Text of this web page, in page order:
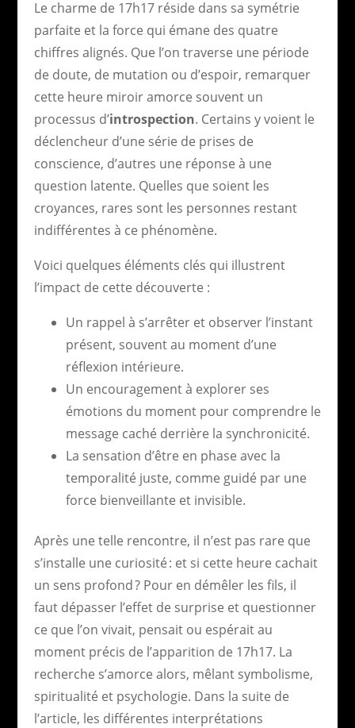
Le charme de 17h17 réside dans sa symétrie
parfaite et la force qui émane des quatre
chiffres alignés. Que l’on traverse une période
de doute, de mutation ou d’espoir, remarquer
cette heure miroir amorce souvent un
processus d’introspection. Certains y voient le
déclencheur d’une série de prises de
conscience, d’autres une réponse à une
question latente. Quelles que soient les
croyances, rares sont les personnes restant
indifférentes à ce phénomène.
Voici quelques éléments clés qui illustrent
l’impact de cette découverte :
Un rappel à s’arrêter et observer l’instant
présent, souvent au moment d’une
réflexion intérieure.
Un encouragement à explorer ses
émotions du moment pour comprendre le
message caché derrière la synchronicité.
La sensation d’être en phase avec la
temporalité juste, comme guidé par une
force bienveillante et invisible.
Après une telle rencontre, il n’est pas rare que
s’installe une curiosité : et si cette heure cachait
un sens profond ? Pour en démêler les fils, il
faut dépasser l’effet de surprise et questionner
ce que l’on vivait, pensait ou espérait au
moment précis de l’apparition de 17h17. La
recherche s’amorce alors, mêlant symbolisme,
spiritualité et psychologie. Dans la suite de
l’article, les différentes interprétations